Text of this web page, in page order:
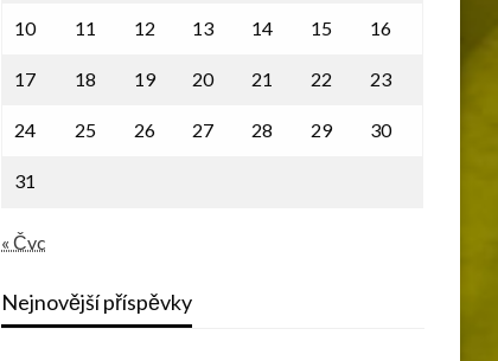
10 11 12 13 14 15 16
17 18 19 20 21 22 23
24 25 26 27 28 29 30
31
« Čvc
Nejnovější příspěvky